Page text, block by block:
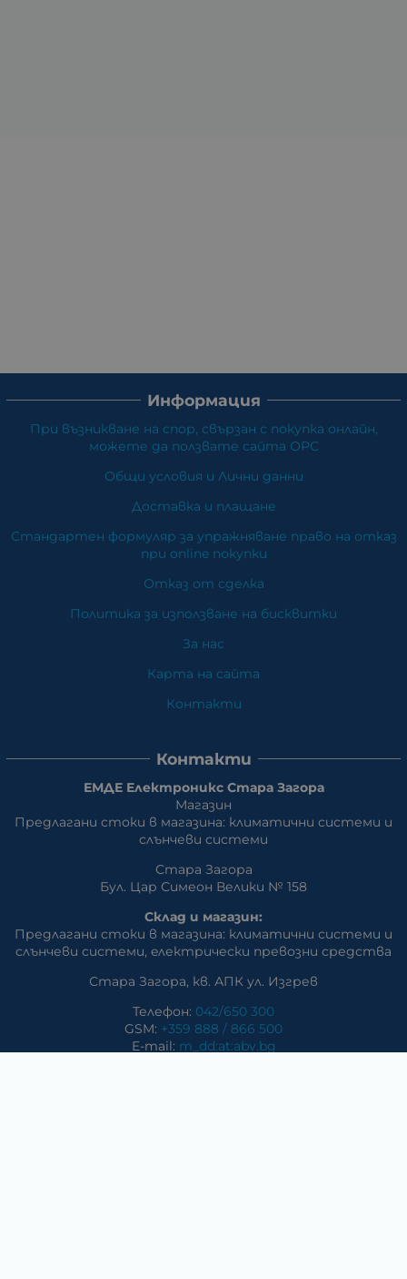
Информация
При възникване на спор, свързан с покупка онлайн,
можете да ползвате сайта ОРС
Общи условия и Лични данни
Доставка и плащане
Стандартен формуляр за упражняване право на отказ
при online покупки
Отказ от сделка
Политика за използване на бисквитки
За нас
Карта на сайта
Контакти
Контакти
ЕМДЕ Електроникс Стара Загора
Магазин
Предлагани стоки в магазина: климатични системи и
слънчеви системи
Стара Загора
Бул. Цар Симеон Велики № 158
Склад и магазин:
Предлагани стоки в магазина: климатични системи и
слънчеви системи, eлектрически превозни средства
Стара Загора, кв. АПК ул. Изгрев
Телефон: 042/650 300
GSM: +359 888 / 866 500
E-mail: m_dd:at:abv.bg